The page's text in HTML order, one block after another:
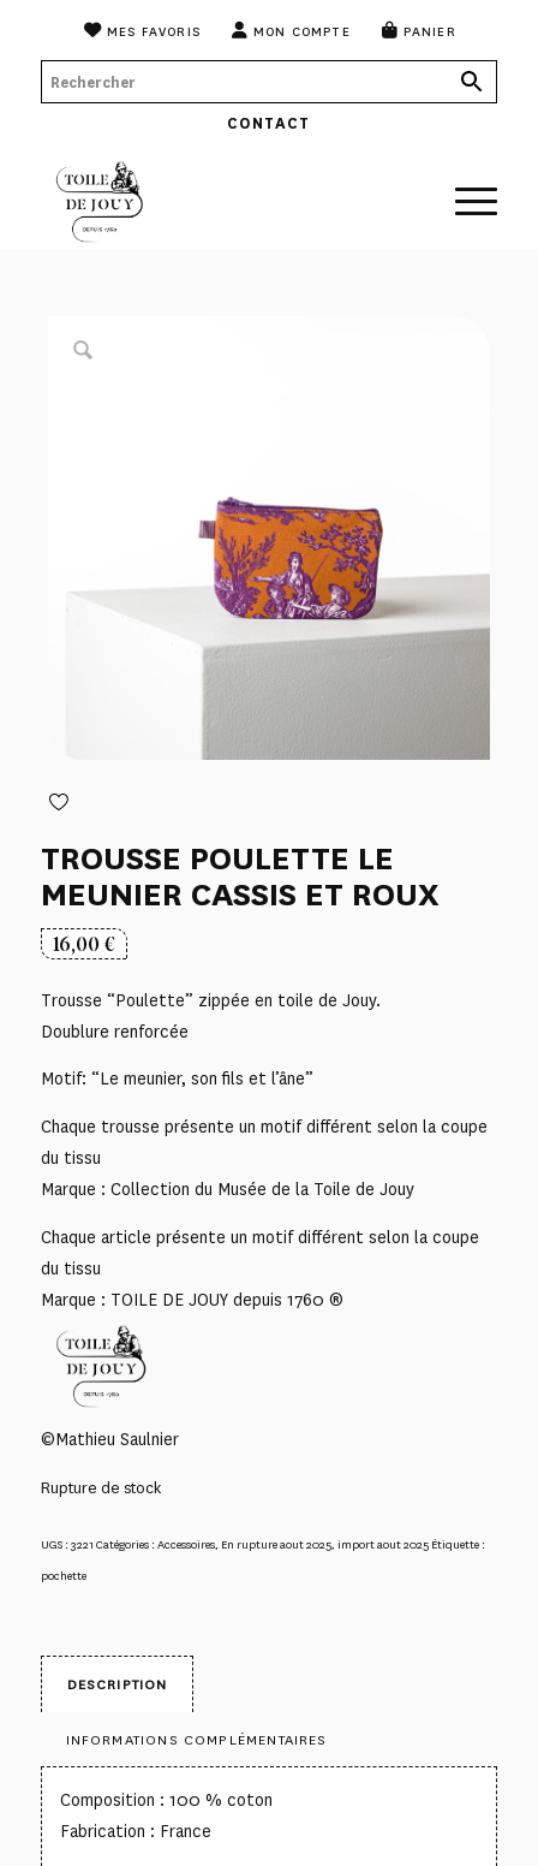
MES FAVORIS MON COMPTE PANIER
CONTACT
TROUSSE POULETTE LE
MEUNIER CASSIS ET ROUX
16,00€
Trousse “Poulette” zippée en toile de Jouy.
Doublure renforcée
Motif: “Le meunier, son fils et l’âne”
Chaque trousse présente un motif différent selon la coupe
du tissu
Marque : Collection du Musée de la Toile de Jouy
Chaque article présente un motif différent selon la coupe
du tissu
Marque : TOILE DE JOUY depuis 1760 ®
©Mathieu Saulnier
Rupture de stock
UGS :3221 Catégories :Accessoires, En rupture aout 2025, import aout 2025 Étiquette :
pochette
DESCRIPTION
INFORMATIONS COMPLÉMENTAIRES
Composition : 100 % coton
Fabrication : France